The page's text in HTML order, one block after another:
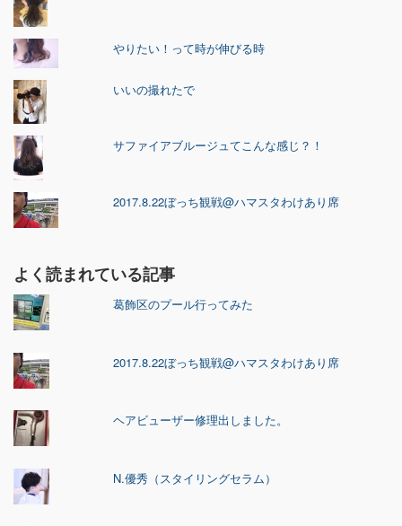
やりたい！って時が伸びる時
いいの撮れたで
サファイアブルージュてこんな感じ？！
2017.8.22ぼっち観戦@ハマスタわけあり席
よく読まれている記事
葛飾区のプール行ってみた
2017.8.22ぼっち観戦@ハマスタわけあり席
ヘアビューザー修理出しました。
N.優秀（スタイリングセラム）